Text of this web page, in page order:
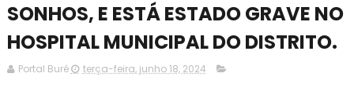
SONHOS, E ESTÁ ESTADO GRAVE NO
HOSPITAL MUNICIPAL DO DISTRITO.
Portal Buré terça-feira, junho 18, 2024